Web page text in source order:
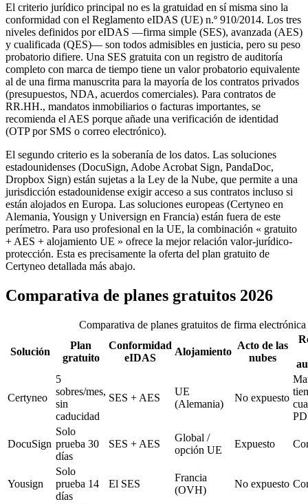
El criterio jurídico principal no es la gratuidad en sí misma sino la
conformidad con el Reglamento eIDAS (UE) n.º 910/2014. Los tres
niveles definidos por eIDAS —firma simple (SES), avanzada (AES)
y cualificada (QES)— son todos admisibles en justicia, pero su peso
probatorio difiere. Una SES gratuita con un registro de auditoría
completo con marca de tiempo tiene un valor probatorio equivalente
al de una firma manuscrita para la mayoría de los contratos privados
(presupuestos, NDA, acuerdos comerciales). Para contratos de
RR.HH., mandatos inmobiliarios o facturas importantes, se
recomienda el AES porque añade una verificación de identidad
(OTP por SMS o correo electrónico).
El segundo criterio es la soberanía de los datos. Las soluciones
estadounidenses (DocuSign, Adobe Acrobat Sign, PandaDoc,
Dropbox Sign) están sujetas a la Ley de la Nube, que permite a una
jurisdicción estadounidense exigir acceso a sus contratos incluso si
están alojados en Europa. Las soluciones europeas (Certyneo en
Alemania, Yousign y Universign en Francia) están fuera de este
perímetro. Para uso profesional en la UE, la combinación « gratuito
+ AES + alojamiento UE » ofrece la mejor relación valor-jurídico-
protección. Esta es precisamente la oferta del plan gratuito de
Certyneo detallada más abajo.
Comparativa de planes gratuitos 2026
Comparativa de planes gratuitos de firma
Solución
Plan
gratuito
Conformidad
eIDAS
Alojamiento
Acto de las
nubes
Certyneo
5
sobres/mes,
sin
caducidad
SES + AES
UE
(Alemania)
No expuesto
DocuSign
Solo
prueba 30
días
SES + AES
Global /
opción UE
Expuesto
Yousign
Solo
prueba 14
días
El SES
Francia
(OVH)
No expuesto